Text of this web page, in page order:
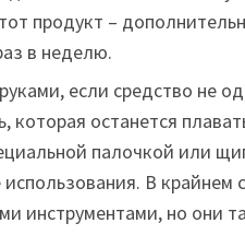
продукт –
в неделю.
если средство не
которая останется
палочкой или
В крайнем
инструментами, но они